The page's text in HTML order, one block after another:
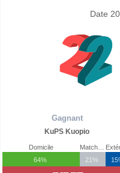
Date
Gagnant
KuPS Kuopio
Domicile
64%
21%